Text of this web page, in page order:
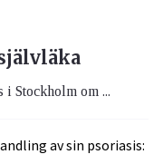
Stockholm om ...